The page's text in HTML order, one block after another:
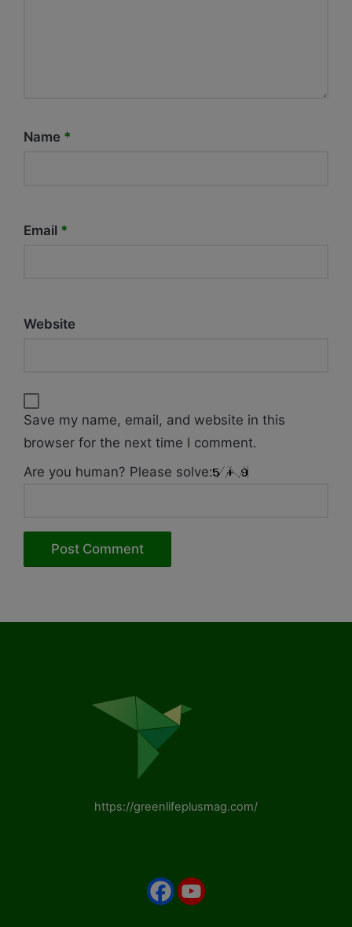
Name *
Email *
Website
Save my name, email, and website in this
browser for the next time I comment.
Are you human? Please solve:
https://greenlifeplusmag.com/